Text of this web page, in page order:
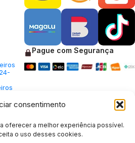
consentimento
oferecer a melhor experiência possível.
o uso desses cookies.
Pague com Segurança